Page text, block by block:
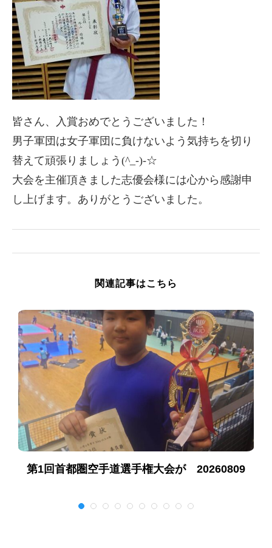
皆さん、入賞おめでとうございました！
男子軍団は女子軍団に負けないよう気持ちを切り
替えて頑張りましょう(^_-)-☆
大会を主催頂きました志優会様には心から感謝申
し上げます。ありがとうございました。
関連記事はこちら
第1回首都圏空手道選手権大会が 20260809